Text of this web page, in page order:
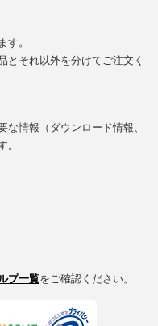
す。
とそれ以外を分けてご注文く
な情報（ダウンロード情報、
。
プ一覧をご確認ください。